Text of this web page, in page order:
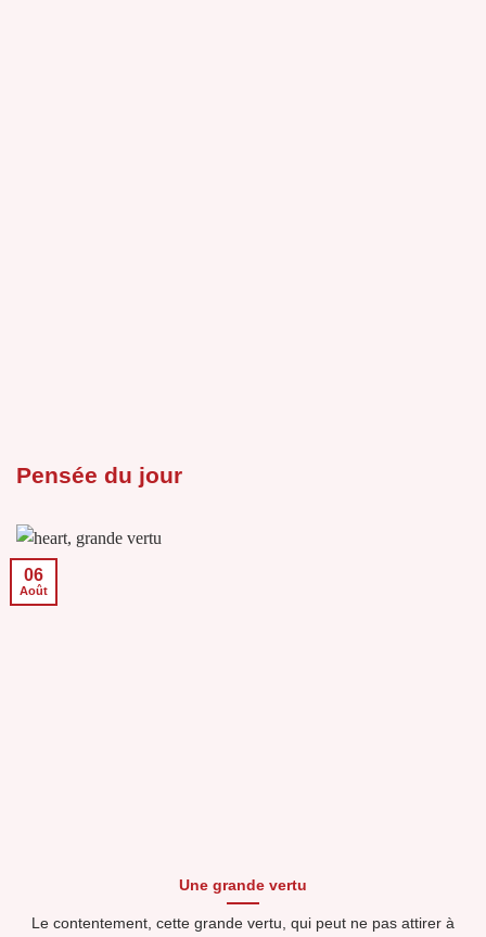
Pensée du jour
Une grande vertu
Le contentement, cette grande vertu, qui peut ne pas attirer à
06
Août